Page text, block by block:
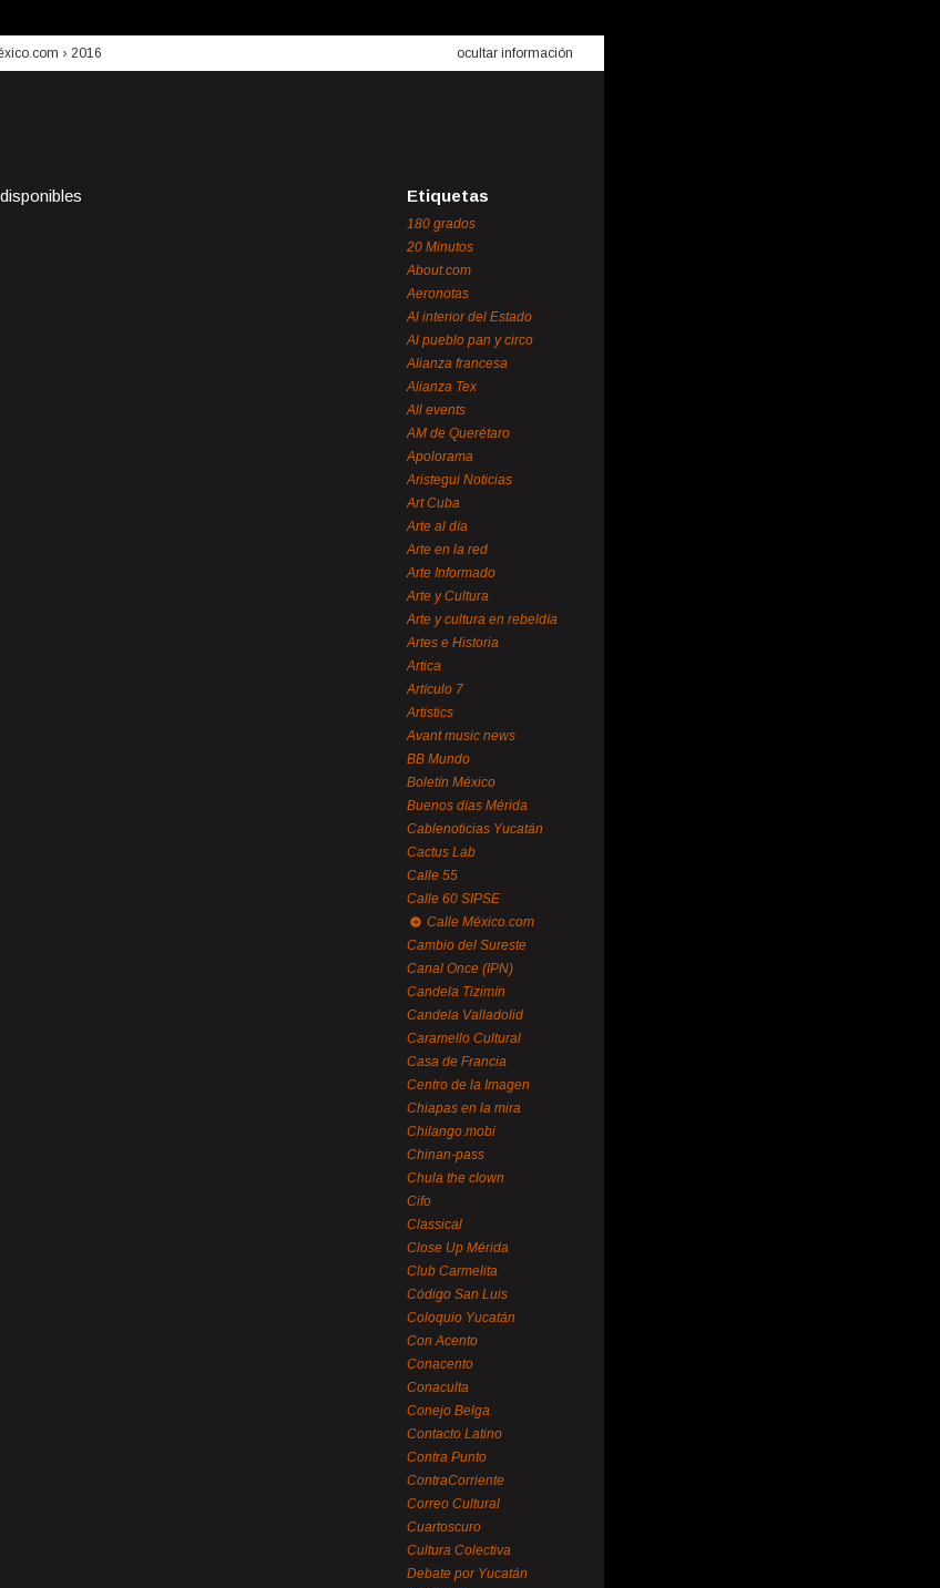
› 2016 ocultar información
Etiquetas
180 grados
20 Minutos
About.com
Aeronotas
Al interior del Estado
Al pueblo pan y circo
Alianza francesa
Alianza Tex
All events
AM de Querétaro
Apolorama
Aristegui Noticias
Art Cuba
Arte al día
Arte en la red
Arte Informado
Arte y Cultura
Arte y cultura en rebeldía
Artes e Historia
Artica
Artículo 7
Artistics
Avant music news
BB Mundo
Boletín México
Buenos días Mérida
Cablenoticias Yucatán
Cactus Lab
Calle 55
Calle 60 SIPSE
Calle México.com
Cambio del Sureste
Canal Once (IPN)
Candela Tizimín
Candela Valladolid
Caramello Cultural
Casa de Francia
Centro de la Imagen
Chiapas en la mira
Chilango.mobi
Chinan-pass
Chula the clown
Cifo
Classical
Close Up Mérida
Club Carmelita
Código San Luis
Coloquio Yucatán
Con Acento
Conacento
Conaculta
Conejo Belga
Contacto Latino
Contra Punto
ContraCorriente
Correo Cultural
Cuartoscuro
Cultura Colectiva
Debate por Yucatán